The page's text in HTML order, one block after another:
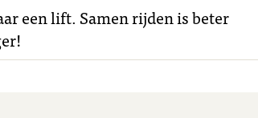
een lift. Samen rijden is beter